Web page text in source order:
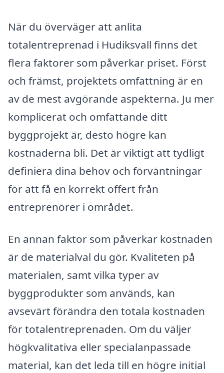
När du överväger att anlita
totalentreprenad i Hudiksvall finns det
flera faktorer som påverkar priset. Först
och främst, projektets omfattning är en
av de mest avgörande aspekterna. Ju mer
komplicerat och omfattande ditt
byggprojekt är, desto högre kan
kostnaderna bli. Det är viktigt att tydligt
definiera dina behov och förväntningar
för att få en korrekt offert från
entreprenörer i området.
En annan faktor som påverkar kostnaden
är de materialval du gör. Kvaliteten på
materialen, samt vilka typer av
byggprodukter som används, kan
avsevärt förändra den totala kostnaden
för totalentreprenaden. Om du väljer
högkvalitativa eller specialanpassade
material, kan det leda till en högre initial